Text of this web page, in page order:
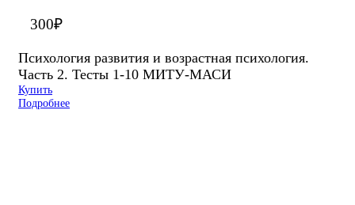
300₽
Психология развития и возрастная психология.
Часть 2. Тесты 1-10 МИТУ-МАСИ
Купить
Подробнее